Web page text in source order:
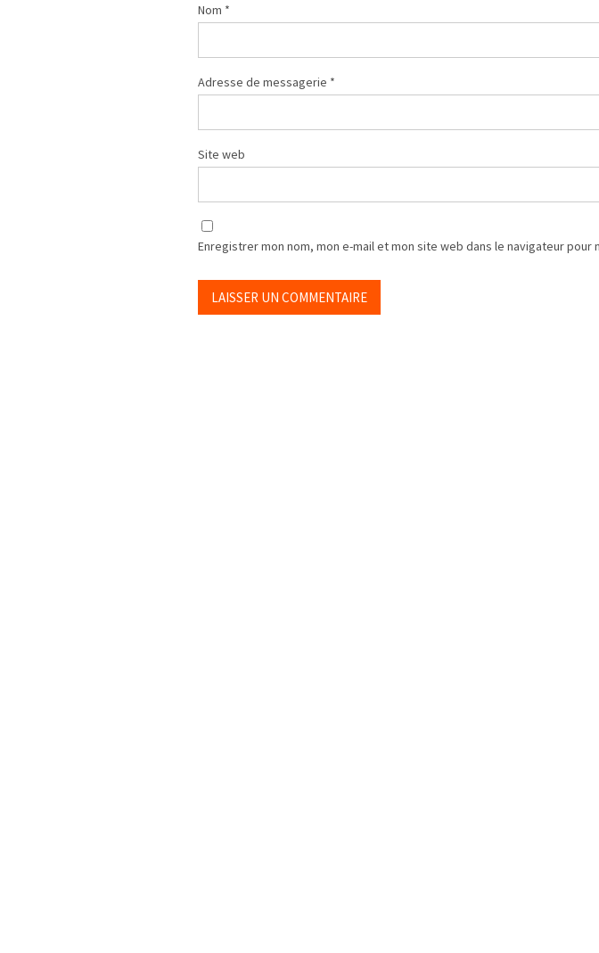
Nom *
Adresse de messagerie *
Site web
Enregistrer mon nom, mon e-mail et mon site web dans le navigateur pour